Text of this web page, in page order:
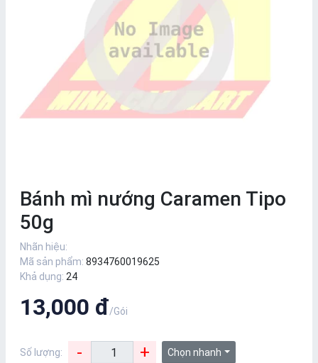
Bánh mì nướng Caramen Tipo
50g
Nhãn hiệu:
Mã sản phẩm: 8934760019625
Khả dụng: 24
13,000 đ/Gói
Số lượng: - + Chọn nhanh